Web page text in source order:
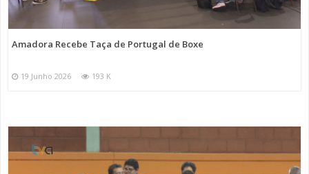
Amadora Recebe Taça de Portugal de Boxe
19 Junho 2026 193 K